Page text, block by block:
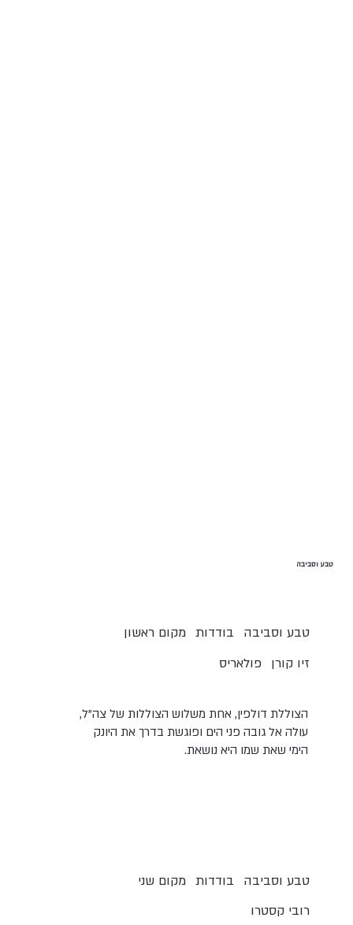
טבע וסביבה
מקום ראשון בודדות
טבע וסביבה
פולאריס זיו קורן
הצוללת דולפין, אחת משלוש הצוללות של צה"ל,
עולה אל גובה פני הים ופוגשת בדרך את היונק
הימי שאת שמו היא נושאת.
מקום שני בודדות
טבע וסביבה
רובי קסטרו